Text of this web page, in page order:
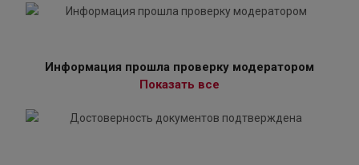
Информация прошла проверку модератором
Показать все